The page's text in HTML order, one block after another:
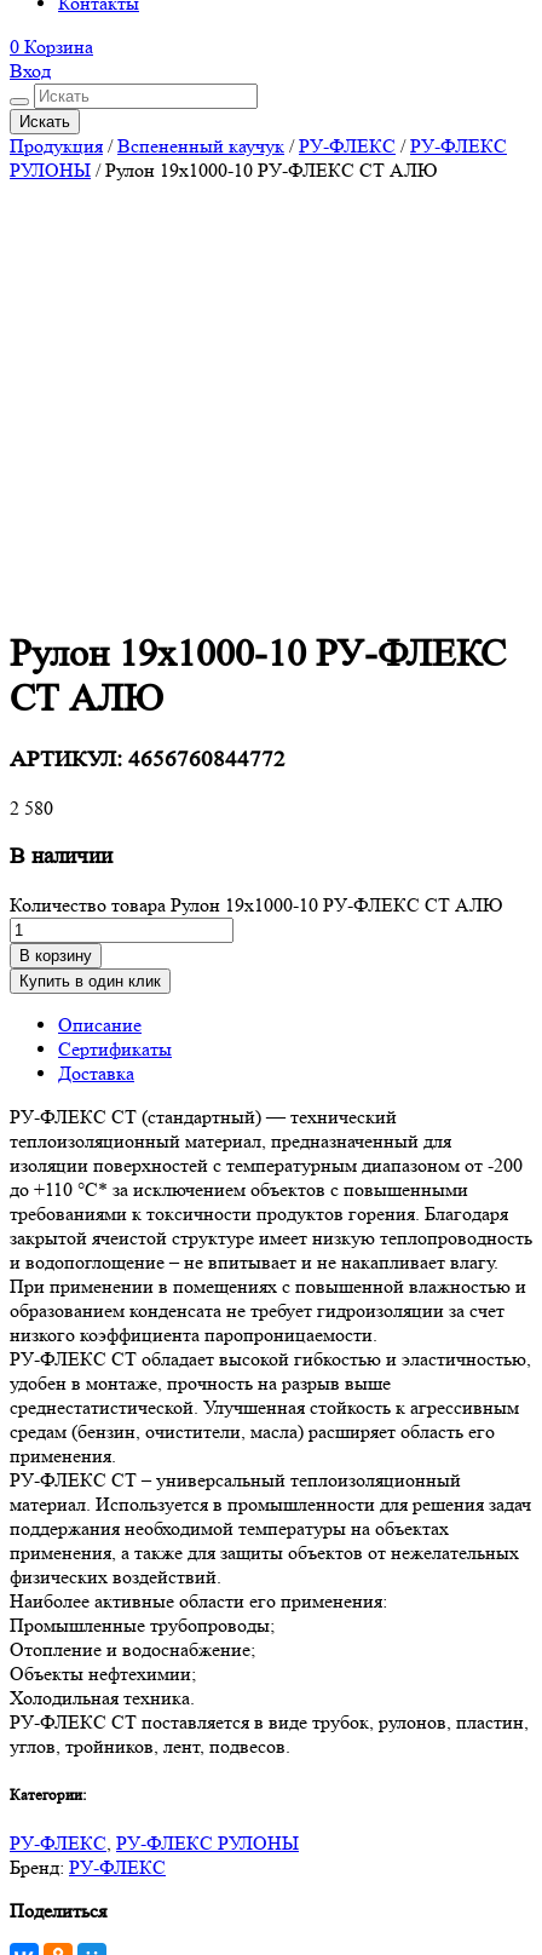
0 Корзина
Вход
Искать
Продукция /Вспененный каучук /РУ-ФЛЕКС /РУ-ФЛЕКС
РУЛОНЫ /Рулон 19х1000-10 РУ-ФЛЕКС СТ АЛЮ
Рулон 19х1000-10 РУ-ФЛЕКС
СТ АЛЮ
АРТИКУЛ: 4656760844772
2 580
В наличии
Количество товара Рулон 19х1000-10 РУ-ФЛЕКС СТ АЛЮ
В корзину
Купить в один клик
Описание
Сертификаты
Доставка
РУ-ФЛЕКС СТ (стандартный) — технический
теплоизоляционный материал, предназначенный для
изоляции поверхностей с температурным диапазоном от -200
до +110 °С* за исключением объектов с повышенными
требованиями к токсичности продуктов горения. Благодаря
закрытой ячеистой структуре имеет низкую теплопроводность
и водопоглощение – не впитывает и не накапливает влагу.
При применении в помещениях с повышенной влажностью и
образованием конденсата не требует гидроизоляции за счет
низкого коэффициента паропроницаемости.
РУ-ФЛЕКС СТ обладает высокой гибкостью и эластичностью,
удобен в монтаже, прочность на разрыв выше
среднестатистической. Улучшенная стойкость к агрессивным
средам (бензин, очистители, масла) расширяет область его
применения.
РУ-ФЛЕКС СТ – универсальный теплоизоляционный
материал. Используется в промышленности для решения задач
поддержания необходимой температуры на объектах
применения, а также для защиты объектов от нежелательных
физических воздействий.
Наиболее активные области его применения:
Промышленные трубопроводы;
Отопление и водоснабжение;
Объекты нефтехимии;
Холодильная техника.
РУ-ФЛЕКС СТ поставляется в виде трубок, рулонов, пластин,
углов, тройников, лент, подвесов.
Категории:
РУ-ФЛЕКС, РУ-ФЛЕКС РУЛОНЫ
Бренд: РУ-ФЛЕКС
Поделиться